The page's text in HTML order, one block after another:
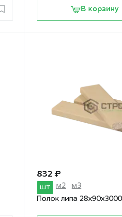
В корзину
832 ₽
шт м2
м3
Полок липа